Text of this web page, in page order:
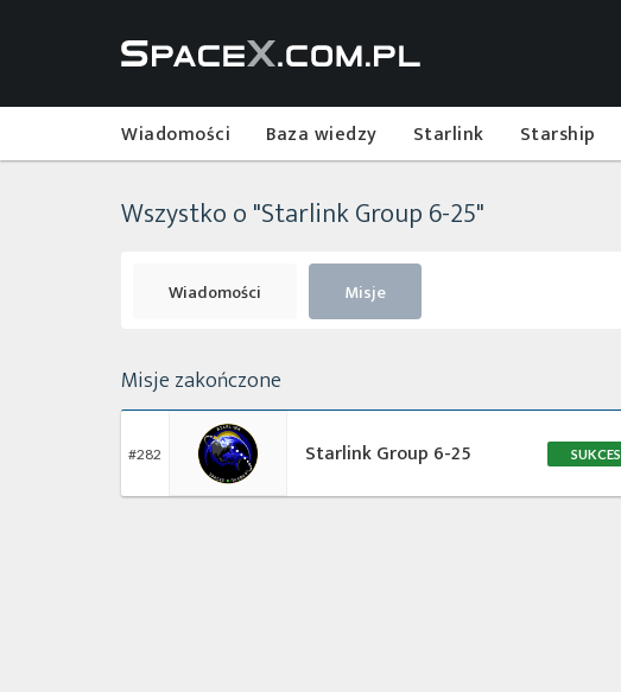
Wiadomości Baza wiedzy Starlink Starship
Wszystko o "Starlink Group 6-25"
Wiadomości Misje
Misje zakończone
#282 Starlink Group 6-25 SUKCES